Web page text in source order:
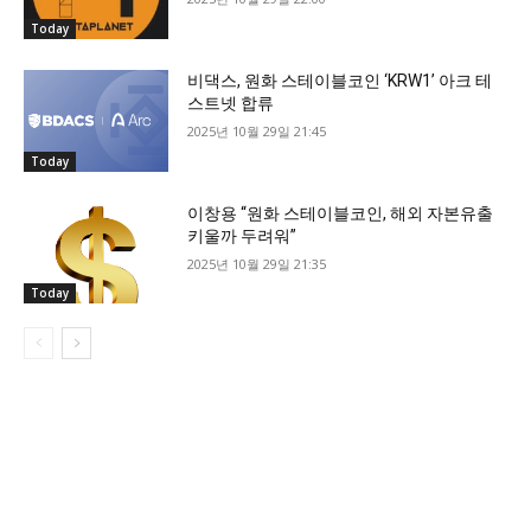
Today
Today
비댁스, 원화 스테이블코인 ‘KRW1’ 아크 테
스트넷 합류
2025년 10월 29일 21:45
Today
이창용 “원화 스테이블코인, 해외 자본유출
키울까 두려워”
2025년 10월 29일 21:35